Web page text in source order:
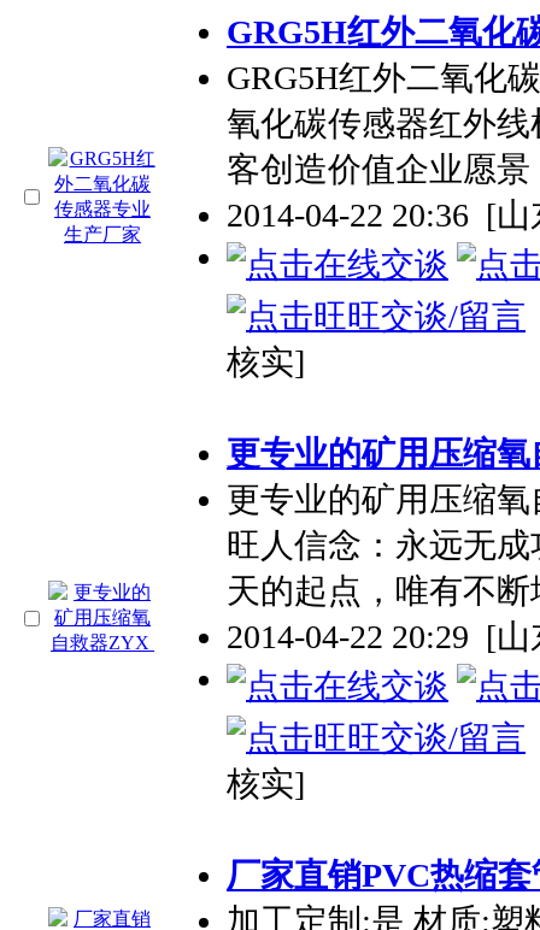
GRG5H红外二氧化
GRG5H红外二氧化
氧化碳传感器红外
客创造价值企业愿
2014-04-22 20:36 [山
核实]
更专业的矿用压缩
更专业的矿用压缩
旺人信念：永远无
天的起点，唯有不
2014-04-22 20:29 [山
核实]
厂家直销PVC热缩
加工定制:是 材质:塑